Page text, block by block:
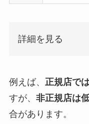
詳細を見る
例えば、 正規店で
すが、 非正規店は
合があります。